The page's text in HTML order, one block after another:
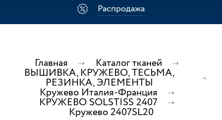
Распродажа
Главная Каталог тканей
ВЫШИВКА, КРУЖЕВО, ТЕСЬМА,
РЕЗИНКА, ЭЛЕМЕНТЫ
Кружево Италия-Франция
КРУЖЕВО SOLSTISS 2407
Кружево 2407SL20